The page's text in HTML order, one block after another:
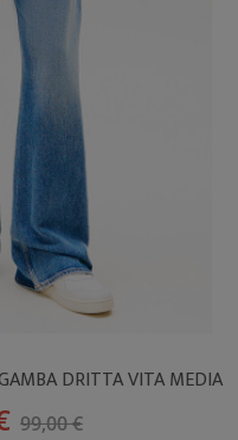
DRITTA VITA MEDIA
99,00 €